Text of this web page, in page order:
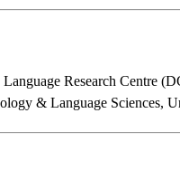
Research Centre
& Language Sciences,